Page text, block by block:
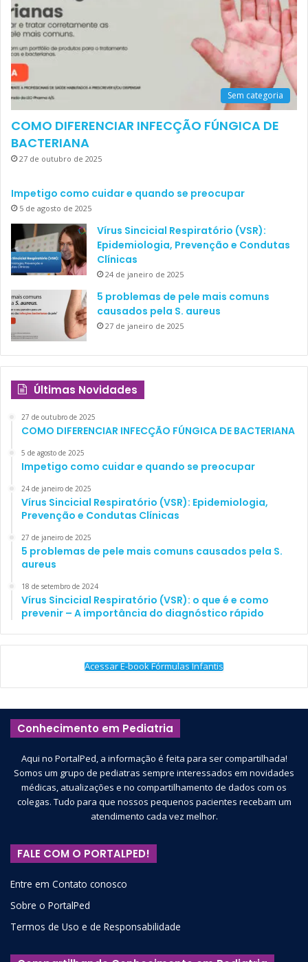
Sem categoria
COMO DIFERENCIAR INFECÇÃO FÚNGICA DE
BACTERIANA
27 de outubro de 2025
Impetigo como cuidar e quando se preocupar
5 de agosto de 2025
Vírus Sincicial Respiratório (VSR):
Epidemiologia, Prevenção e Condutas
Clínicas
24 de janeiro de 2025
5 problemas de pele mais comuns
causados pela S. aureus
27 de janeiro de 2025
Últimas Novidades
27 de outubro de 2025
COMO DIFERENCIAR INFECÇÃO FÚNGICA DE BACTERIANA
5 de agosto de 2025
Impetigo como cuidar e quando se preocupar
24 de janeiro de 2025
Vírus Sincicial Respiratório (VSR): Epidemiologia,
Prevenção e Condutas Clínicas
27 de janeiro de 2025
5 problemas de pele mais comuns causados pela S.
aureus
18 de setembro de 2024
Vírus Sincicial Respiratório (VSR): o que é e como
prevenir – A importância do diagnóstico rápido
Acessar E-book Fórmulas Infantis
Conhecimento em Pediatria
Aqui no PortalPed, a informação é feita para ser compartilhada!
Somos um grupo de pediatras sempre interessados em novidades
médicas, atualizações e no compartilhamento de dados com os
colegas. Tudo para que nossos pequenos pacientes recebam um
atendimento cada vez melhor.
FALE COM O PORTALPED!
Entre em Contato conosco
Sobre o PortalPed
Termos de Uso e de Responsabilidade